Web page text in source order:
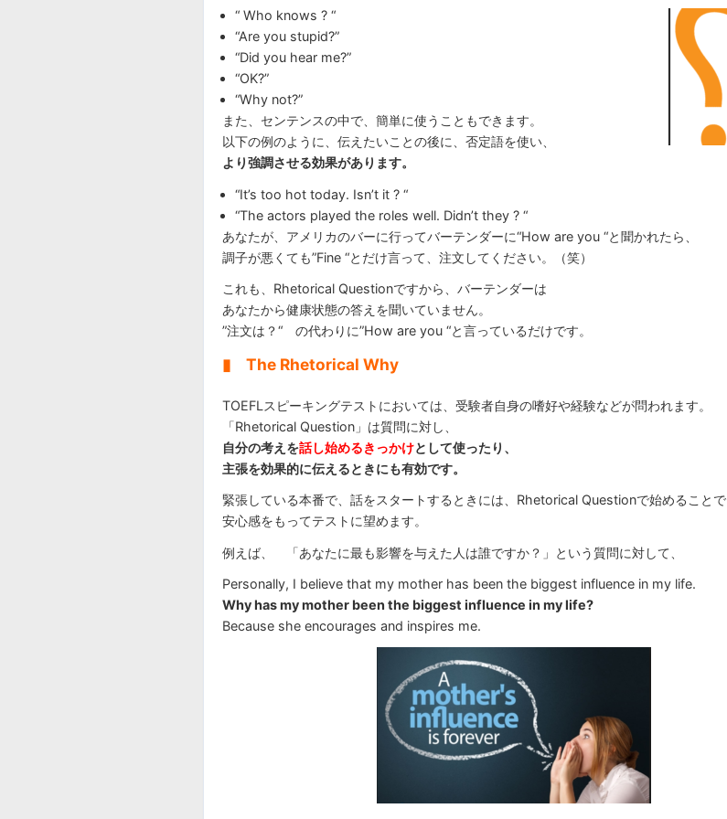
“ Who knows ? “
“Are you stupid?”
“Did you hear me?”
“OK?”
“Why not?”
また、センテンスの中で、簡単に使うこともできます。
以下の例のように、伝えたいことの後に、否定語を使い、
より強調させる効果があります。
“It’s too hot today. Isn’t it ? “
“The actors played the roles well. Didn’t they ? “
あなたが、アメリカのバーに行ってバーテンダーに“How are you “と聞かれたら、
調子が悪くても”Fine “とだけ言って、注文してください。（笑）
これも、Rhetorical Questionですから、バーテンダーは
あなたから健康状態の答えを聞いていません。
”注文は？“ の代わりに”How are you “と言っているだけです。
▮ The Rhetorical Why
TOEFLスピーキングテストにおいては、受験者自身の嗜好や経験などが問われます。
「Rhetorical Question」は質問に対し、
自分の考えを話し始めるきっかけとして使ったり、
主張を効果的に伝えるときにも有効です。
緊張している本番で、話をスタートするときには、Rhetorical Questionで始めることで
安心感をもってテストに望めます。
例えば、 「あなたに最も影響を与えた人は誰ですか？」という質問に対して、
Personally, I believe that my mother has been the biggest influence in my life.
Why has my mother been the biggest influence in my life?
Because she encourages and inspires me.